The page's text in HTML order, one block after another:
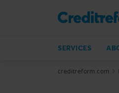
SERVICES
creditreform.com